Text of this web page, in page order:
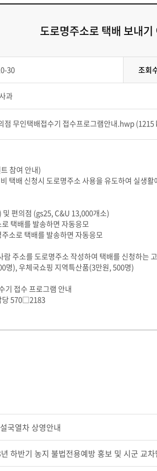
도로명주소로 택배 보내기
30 조회
과
점 무인택배접수기 접수프로그램안내.hwp (1215
참여 안내)
택배 신청시 도로명주소 사용을 유도하여 실생활
편의점 (gs25, C&U 13,000개소)
택배를 발송하면 자동응모
소로 택배를 발송하면 자동응모
람 주소를 도로명주소 작성하여 택배를 신청하는
명), 우체국쇼핑 지역특산품(3만원, 500명)
기 접수 프로그램 안내
당 570□2183
국열차 상영안내
하반기 농지 불법전용예방 홍보 및 시군 교차